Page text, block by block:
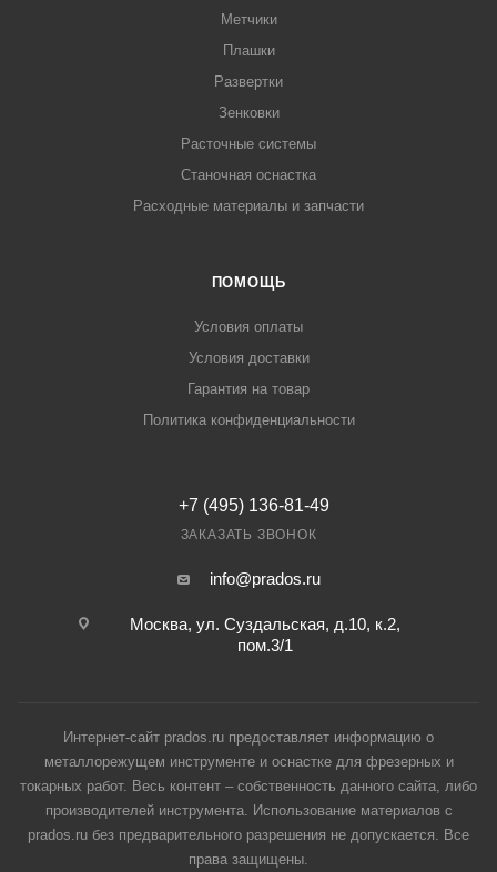
Метчики
Плашки
Развертки
Зенковки
Расточные системы
Станочная оснастка
Расходные материалы и запчасти
ПОМОЩЬ
Условия оплаты
Условия доставки
Гарантия на товар
Политика конфиденциальности
+7 (495) 136-81-49
ЗАКАЗАТЬ ЗВОНОК
info@prados.ru
Москва, ул. Суздальская, д.10, к.2,
пом.3/1
Интернет-сайт prados.ru предоставляет информацию о
металлорежущем инструменте и оснастке для фрезерных и
токарных работ. Весь контент – собственность данного сайта, либо
производителей инструмента. Использование материалов с
prados.ru без предварительного разрешения не допускается. Все
права защищены.